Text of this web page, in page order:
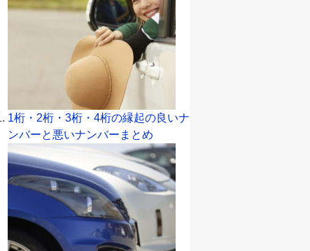
1桁・2桁・3桁・4桁の縁起の良いナ
ンバーと悪いナンバーまとめ